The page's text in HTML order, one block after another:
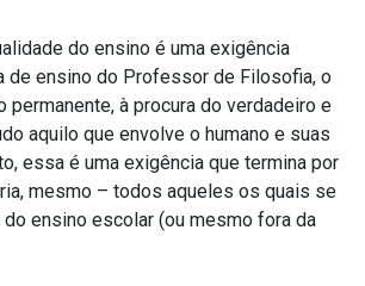
do ensino é uma exigência
de ensino do Professor de Filosofia, o
permanente, à procura do verdadeiro e
aquilo que envolve o humano e suas
essa é uma exigência que termina por
mesmo – todos aqueles os quais se
do ensino escolar (ou mesmo fora da